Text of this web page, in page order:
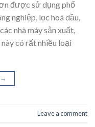
được sử dụng phổ
nghiệp, lọc hoá dầu,
nhà máy sản xuất,
có rất nhiều loại
→
Leave a comment